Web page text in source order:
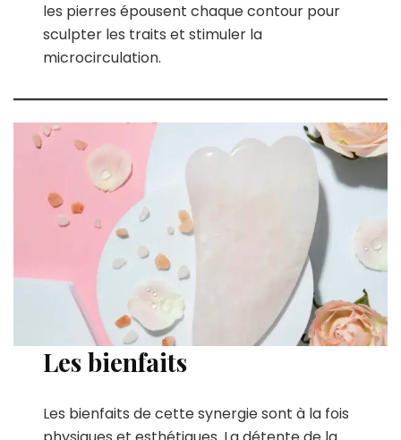
les pierres épousent chaque contour pour
sculpter les traits et stimuler la
microcirculation.
Les bienfaits
Les bienfaits de cette synergie sont à la fois